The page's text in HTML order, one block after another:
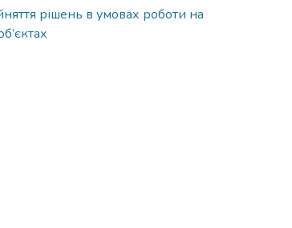
рішень в умовах роботи на